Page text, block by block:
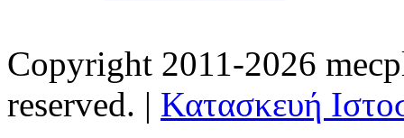
Copyright 2011-2026
reserved. | Κατασκευή